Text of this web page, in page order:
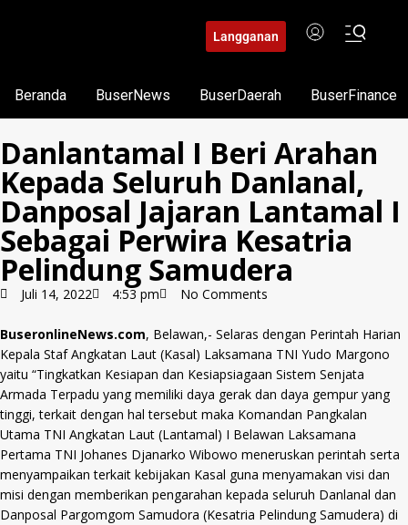
Langganan
Beranda BuserNews BuserDaerah BuserFinance
Danlantamal I Beri Arahan
Kepada Seluruh Danlanal,
Danposal Jajaran Lantamal I
Sebagai Perwira Kesatria
Pelindung Samudera
Juli 14, 2022 4:53 pm No Comments
BuseronlineNews.com, Belawan,- Selaras dengan Perintah Harian
Kepala Staf Angkatan Laut (Kasal) Laksamana TNI Yudo Margono
yaitu “Tingkatkan Kesiapan dan Kesiapsiagaan Sistem Senjata
Armada Terpadu yang memiliki daya gerak dan daya gempur yang
tinggi, terkait dengan hal tersebut maka Komandan Pangkalan
Utama TNI Angkatan Laut (Lantamal) I Belawan Laksamana
Pertama TNI Johanes Djanarko Wibowo meneruskan perintah serta
menyampaikan terkait kebijakan Kasal guna menyamakan visi dan
misi dengan memberikan pengarahan kepada seluruh Danlanal dan
Danposal Pargomgom Samudora (Kesatria Pelindung Samudera) di